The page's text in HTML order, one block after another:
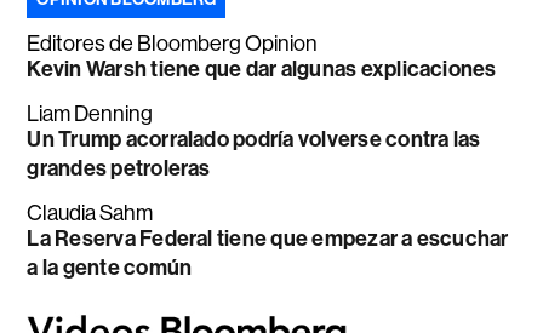
Editores de Bloomberg Opinion
Kevin Warsh tiene que dar algunas explicaciones
Liam Denning
Un Trump acorralado podría volverse contra las
grandes petroleras
Claudia Sahm
La Reserva Federal tiene que empezar a escuchar
a la gente común